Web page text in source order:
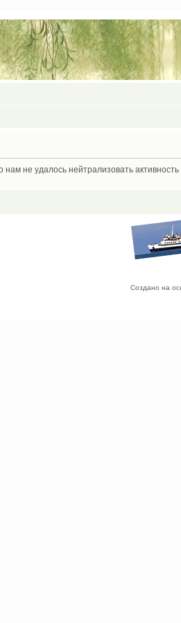
нам не удалось нейтрализовать
Создано на